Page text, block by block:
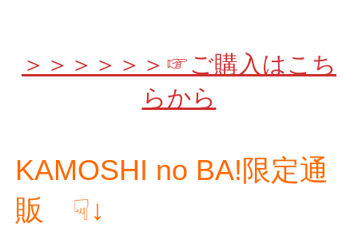
＞＞＞＞＞＞☞ご購入はこち
らから
KAMOSHI no BA!限定通
販 ☟↓